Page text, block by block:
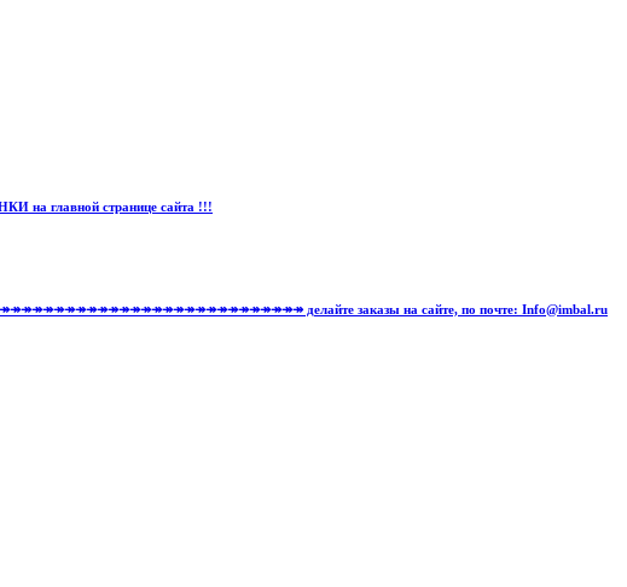
главной странице сайта !!!
↠↠↠↠↠↠↠↠↠↠↠↠↠↠↠↠↠↠↠↠↠↠↠↠↠↠↠↠↠↠ делайте заказы на сайте, по почте: Info@imbal.ru